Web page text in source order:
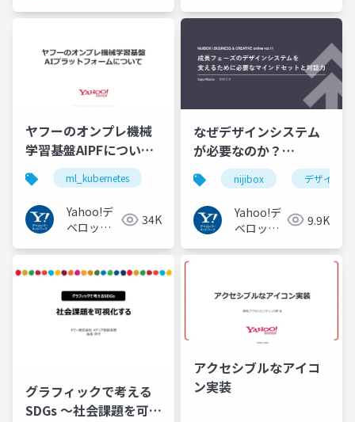
ワーク
ヤフーのオンプレ機械
学習基盤AIPFについて
#ml_kubernetes
ml_kubernetes
Yahoo!デ
ベロッパ
34K
なぜデザインシステム
が必要なのか？
#nijiboxnijibox デザインシ
Yahoo!デ
ベロッパ
9.9K
グラフィックで考える
SDGs 〜社会課題を可視
アクセシブルなアイコ
ン実装